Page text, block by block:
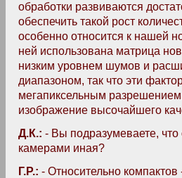
обработки развиваются
обеспечить такой рост
особенно относится к нашей
ней использована матрица
низким уровнем шумов и
диапазоном, так что эти
мегапиксельным
изображение высочайшего
Д.К.: - Вы подразумеваете,
камерами иная?
Г.Р.: - Относительно